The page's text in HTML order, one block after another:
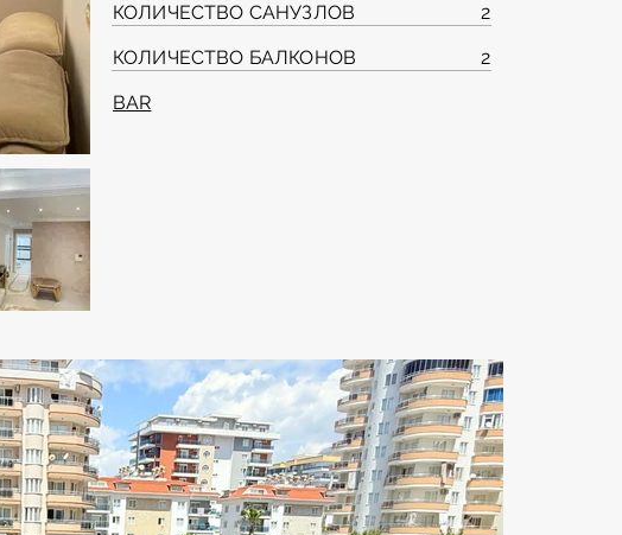
КОЛИЧЕСТВО САНУЗЛОВ
2
КОЛИЧЕСТВО БАЛКОНОВ
2
BAR